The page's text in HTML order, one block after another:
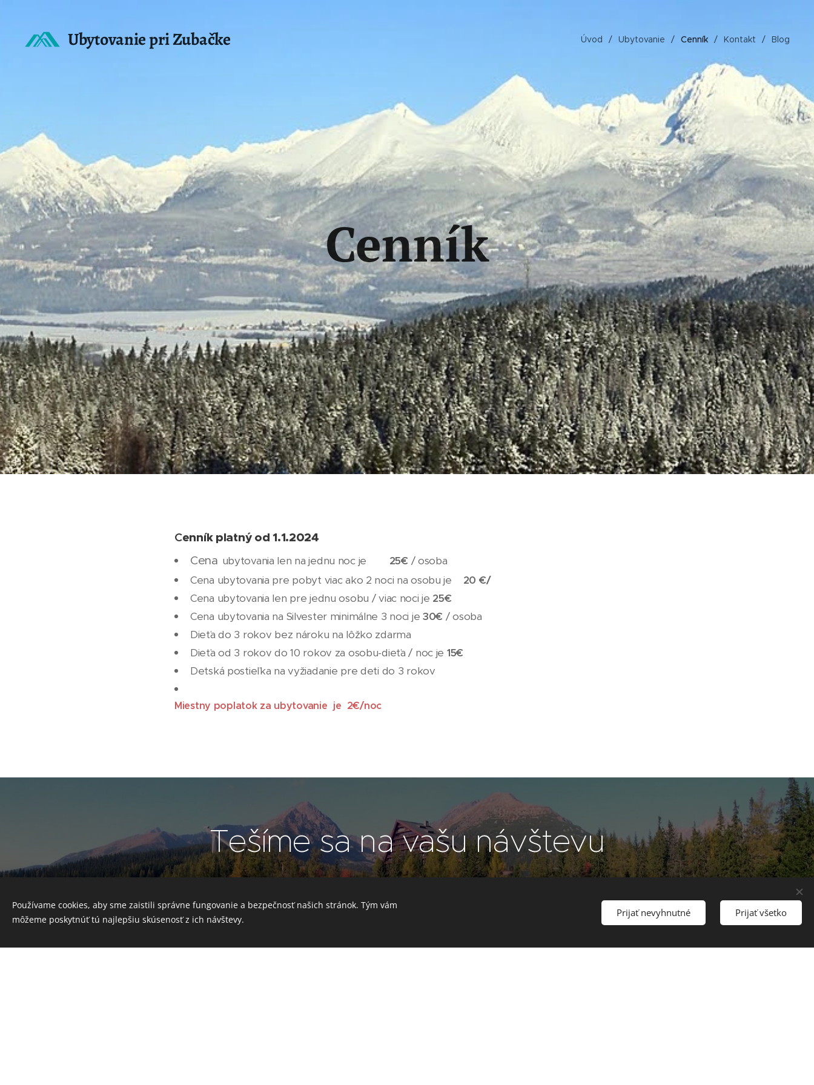
Ubytovanie pri Zubačke Úvod Ubytovanie Cenník Kontakt Blog
Cenník
Cenník platný od 1.1.2024
Cena ubytovania len na jednu noc je 25€ / osoba
Cena ubytovania pre pobyt viac ako 2 noci na osobu je 20 €/
Cena ubytovania len pre jednu osobu / viac noci je 25€
Cena ubytovania na Silvester minimálne 3 noci je30€ / osoba
Dieťa do 3 rokov bez nároku na lôžko zdarma
Dieťa od 3 rokov do 10 rokov za osobu-dieťa / noc je 15€
Detská postieľka na vyžiadanie pre deti do 3 rokov
Miestny poplatok za ubytovanie je 2€/noc
Tešíme sa na vašu návštevu
Partizánska 16/2, Tatranská Štrba
+421 905 350 185
Používame cookies, aby sme zaistili správne fungovanie a bezpečnosť našich stránok. Tým vám
môžeme poskytnúť tú najlepšiu skúsenosť z ich návštevy.
Prijať nevyhnutné Prijať všetko